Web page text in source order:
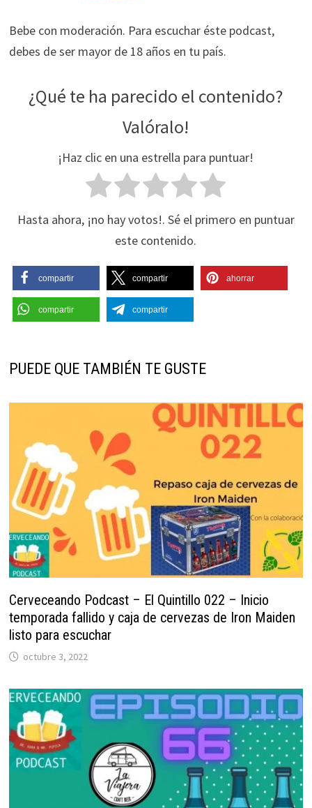
Bebe con moderación. Para escuchar éste podcast,
debes de ser mayor de 18 años en tu país.
¿Qué te ha parecido el contenido?
Valóralo!
¡Haz clic en una estrella para puntuar!
Hasta ahora, ¡no hay votos!. Sé el primero en puntuar
este contenido.
compartir compartir ahorrar
compartir compartir
PUEDE QUE TAMBIÉN TE GUSTE
Cerveceando Podcast – El Quintillo 022 – Inicio
temporada fallido y caja de cervezas de Iron Maiden
listo para escuchar
octubre 3, 2022